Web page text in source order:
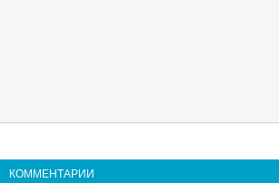
КОММЕНТАРИИ